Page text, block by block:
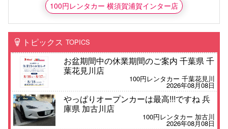
100円レンタカー 横須賀浦賀インター店
トピックス TOPICS
お盆期間中の休業期間のご案内 千葉県 千
葉花見川店
100円レンタカー 千葉花見川
2026年08月08日
やっぱりオープンカーは最高!!!ですね 兵
庫県 加古川店
100円レンタカー 加古川
2026年08月08日